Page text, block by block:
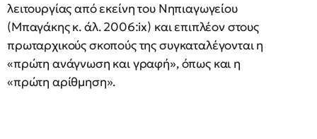
λειτουργίας από εκείνη του Νηπιαγωγείου
(Μπαγάκης κ. άλ. 2006:ix) και επιπλέον στους
πρωταρχικούς σκοπούς της συγκαταλέγονται η
«πρώτη ανάγνωση και γραφή», όπως και η
«πρώτη αρίθμηση».